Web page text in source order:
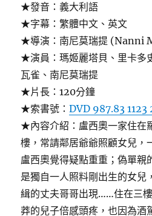
★發音：義大利語
★字幕：繁體中文、英文
★導演：南尼莫瑞提 (Nanni
★演員：瑪姬麗塔貝、里卡多
瓦雀、南尼莫瑞提
★片長：120分鐘
★索書號：DVD 987.83 1123
★內容介紹：盧西奧一家住在
樓，常請鄰居爺爺照顧女兒，
盧西奧覺得疑點重重；偽單親
是獨自一人照料剛出生的女兒
緝的丈夫哥哥出現……住在三
莽的兒子倍感頭疼，也因為酒